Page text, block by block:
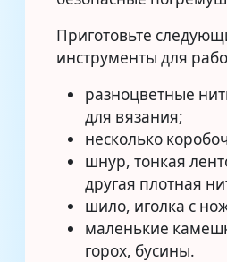
Приготовьте
инструменты для
разноцветные
для вязания;
несколько
шнур, тонкая
другая плотная
шило, иголка с
маленькие
горох, бусины.